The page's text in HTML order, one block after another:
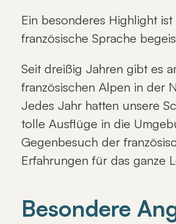
Ein besonderes Highlight
französische Sprache
Seit dreißig Jahren gibt es
französischen Alpen in der
Jedes Jahr hatten unsere
tolle Ausflüge in die
Gegenbesuch der
Erfahrungen für das ganze
Besondere